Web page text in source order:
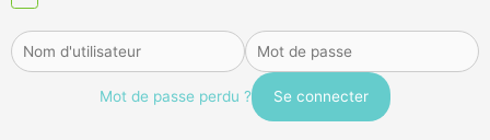
Mot de passe perdu ?